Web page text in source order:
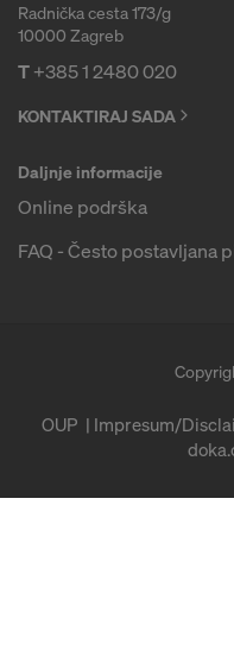
Radnička cesta 173/g
10000 Zagreb
T+385 1 2480 020
KONTAKTIRAJ SADA
Daljnje informacije
Online podrška
FAQ - Često postavljana
OUP Impresum/